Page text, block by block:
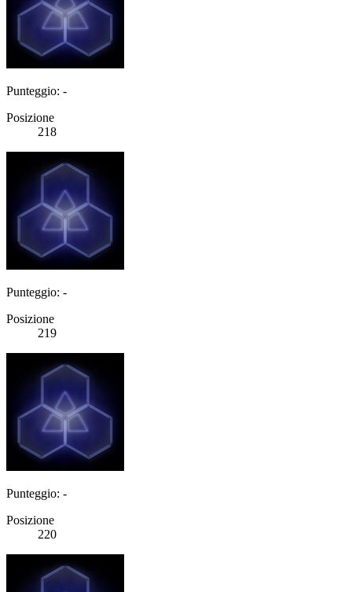
Punteggio: -
Posizione
218
Punteggio: -
Posizione
219
Punteggio: -
Posizione
220